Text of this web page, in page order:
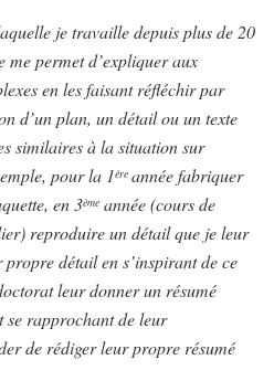
je travaille depuis plus de 20
me permet d’expliquer aux
en les faisant réfléchir par
d’un plan, un détail ou un texte
similaires à la situation sur
pour la 1ère année fabriquer
en 3ème année (cours de
reproduire un détail que je leur
détail en s’inspirant de ce
leur donner un résumé
se rapprochant de leur
de rédiger leur propre résumé